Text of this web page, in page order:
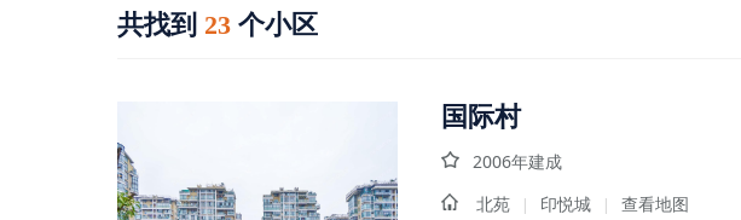
共找到 23 个小区
国际村
2006年建成
北苑
| 印悦城 |
查看地图